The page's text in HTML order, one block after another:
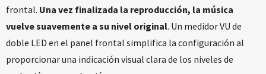
frontal. Una vez finalizada la reproducción, la música
vuelve suavemente a su nivel original. Un medidor VU de
doble LED en el panel frontal simplifica la configuración al
proporcionar una indicación visual clara de los niveles de